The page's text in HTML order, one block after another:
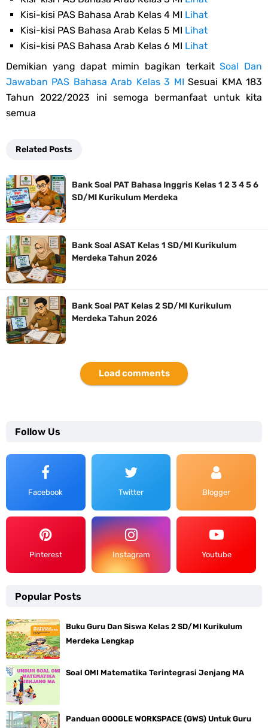
Kisi-kisi PAS Bahasa Arab Kelas 4 MI Lihat
Kisi-kisi PAS Bahasa Arab Kelas 5 MI Lihat
Kisi-kisi PAS Bahasa Arab Kelas 6 MI Lihat
Demikian yang dapat mimin bagikan terkaitSoal Dan
Jawaban PAS Bahasa Arab Kelas 3 MI Sesuai KMA 183
Tahun 2022/2023 ini semoga bermanfaat untuk kita
semua
Related Posts
Bank Soal PAT Bahasa Inggris Kelas 1 2 3 4 5 6
SD/MI Kurikulum Merdeka
Bank Soal ASAT Kelas 1 SD/MI Kurikulum
Merdeka Tahun 2026
Bank Soal PAT Kelas 2 SD/MI Kurikulum
Merdeka Tahun 2026
Load comments
Follow Us
Facebook Twitter Blogger
Pinterest Instagram Youtube
Popular Posts
Buku Guru Dan Siswa Kelas 2 SD/MI Kurikulum
Merdeka Lengkap
Soal OMI Matematika Terintegrasi Jenjang MA
Panduan GOOGLE WORKSPACE (GWS) Untuk Guru